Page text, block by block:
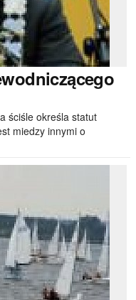
ściśle określa statut
miedzy innymi o